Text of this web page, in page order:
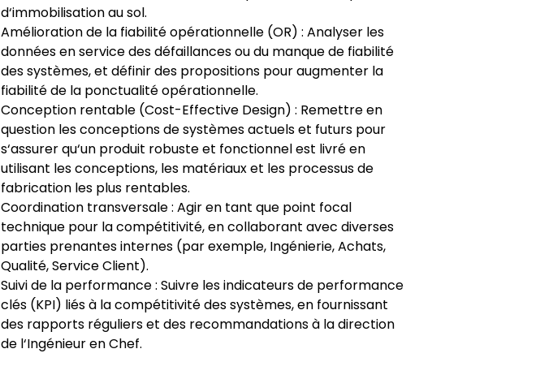
d‘immobilisation au sol.
Amélioration de la fiabilité opérationnelle (OR) : Analyser les
données en service des défaillances ou du manque de fiabilité
des systèmes, et définir des propositions pour augmenter la
fiabilité de la ponctualité opérationnelle.
Conception rentable (Cost-Effective Design) : Remettre en
question les conceptions de systèmes actuels et futurs pour
s‘assurer qu‘un produit robuste et fonctionnel est livré en
utilisant les conceptions, les matériaux et les processus de
fabrication les plus rentables.
Coordination transversale : Agir en tant que point focal
technique pour la compétitivité, en collaborant avec diverses
parties prenantes internes (par exemple, Ingénierie, Achats,
Qualité, Service Client).
Suivi de la performance : Suivre les indicateurs de performance
clés (KPI) liés à la compétitivité des systèmes, en fournissant
des rapports réguliers et des recommandations à la direction
de l‘Ingénieur en Chef.